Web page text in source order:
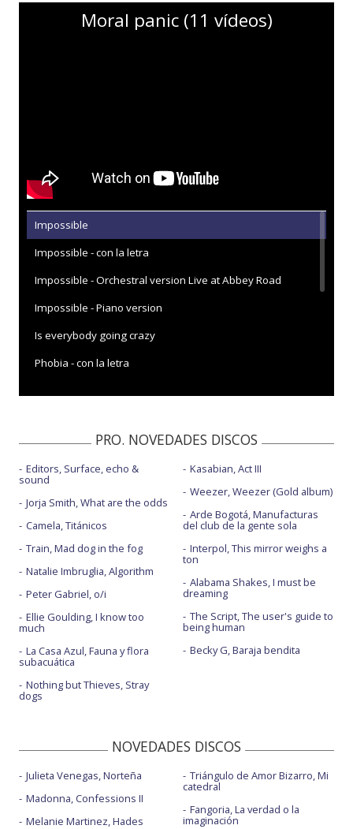
Moral panic (11 vídeos)
Impossible
Impossible - con la letra
Impossible - Orchestral version Live at Abbey Road
Impossible - Piano version
Is everybody going crazy
Phobia - con la letra
Real love song - con la letra
Real love song - live
Unperson
PRO. NOVEDADES DISCOS
Editors, Surface, echo &
sound
Jorja Smith, What are the odds
Camela, Titánicos
Train, Mad dog in the fog
Natalie Imbruglia, Algorithm
Peter Gabriel, o/i
Ellie Goulding, I know too
much
La Casa Azul, Fauna y flora
subacuática
Nothing but Thieves, Stray
dogs
Kasabian, Act III
Weezer, Weezer (Gold album)
Arde Bogotá, Manufacturas
del club de la gente sola
Interpol, This mirror weighs a
ton
Alabama Shakes, I must be
dreaming
The Script, The user's guide to
being human
Becky G, Baraja bendita
NOVEDADES DISCOS
Julieta Venegas, Norteña
Madonna, Confessions II
Melanie Martinez, Hades
Triángulo de Amor Bizarro, Mi
catedral
Fangoria, La verdad o la
imaginación